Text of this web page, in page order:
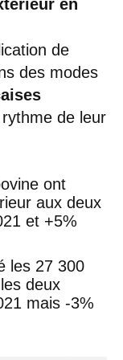
en
de
des modes
de leur
ont
aux deux
et +5%
les 27 300
deux
mais -3%